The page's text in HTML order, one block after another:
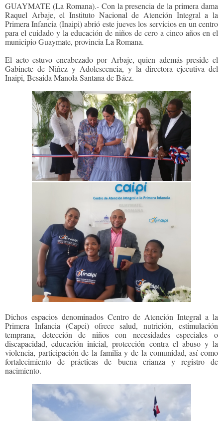
GUAYMATE (La Romana).- Con la presencia de la primera dama
Raquel Arbaje, el Instituto Nacional de Atención Integral a la
Primera Infancia (Inaipi) abrió este jueves los servicios en un centro
para el cuidado y la educación de niños de cero a cinco años en el
municipio Guaymate, provincia La Romana.
El acto estuvo encabezado por Arbaje, quien además preside el
Gabinete de Niñez y Adolescencia, y la directora ejecutiva del
Inaipi, Besaida Manola Santana de Báez.
Dichos espacios denominados Centro de Atención Integral a la
Primera Infancia (Capei) ofrece salud, nutrición, estimulación
temprana, detección de niños con necesidades especiales o
discapacidad, educación inicial, protección contra el abuso y la
violencia, participación de la familia y de la comunidad, así como
fortalecimiento de prácticas de buena crianza y registro de
nacimiento.